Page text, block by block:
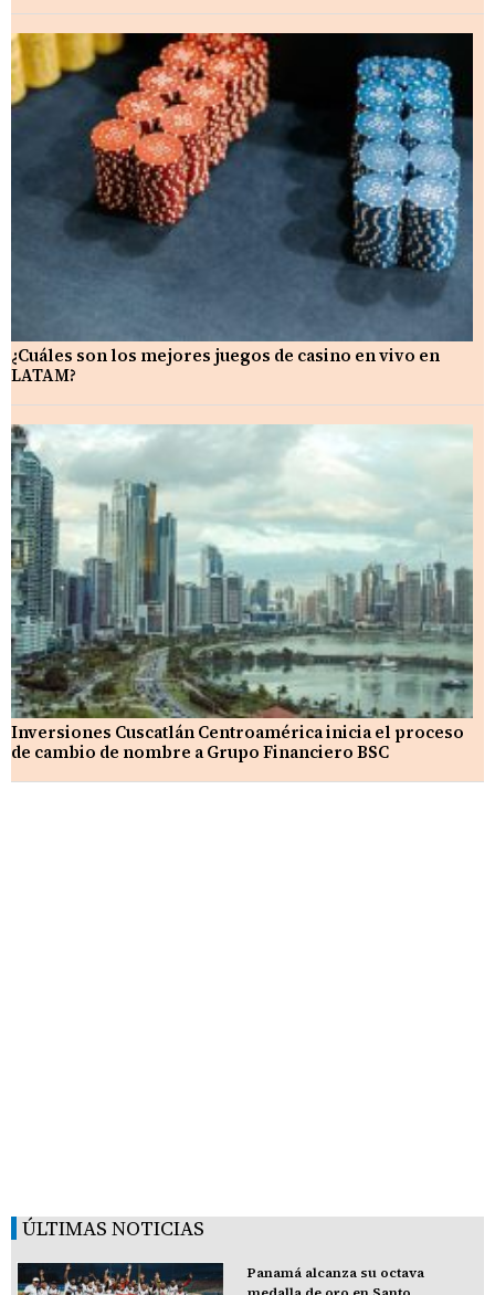
¿Cuáles son los mejores juegos de casino en vivo en
LATAM?
Inversiones Cuscatlán Centroamérica inicia el proceso
de cambio de nombre a Grupo Financiero BSC
ÚLTIMAS NOTICIAS
Panamá alcanza su octava